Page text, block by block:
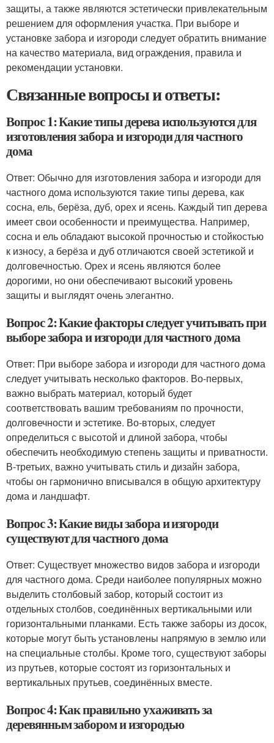
защиты, а также являются эстетически привлекательным
решением для оформления участка. При выборе и
установке забора и изгороди следует обратить внимание
на качество материала, вид ограждения, правила и
рекомендации установки.
Связанные вопросы и ответы:
Вопрос 1: Какие типы дерева используются для
изготовления забора и изгороди для частного
дома
Ответ: Обычно для изготовления забора и изгороди для
частного дома используются такие типы дерева, как
сосна, ель, берёза, дуб, орех и ясень. Каждый тип дерева
имеет свои особенности и преимущества. Например,
сосна и ель обладают высокой прочностью и стойкостью
к износу, а берёза и дуб отличаются своей эстетикой и
долговечностью. Орех и ясень являются более
дорогими, но они обеспечивают высокий уровень
защиты и выглядят очень элегантно.
Вопрос 2: Какие факторы следует учитывать при
выборе забора и изгороди для частного дома
Ответ: При выборе забора и изгороди для частного дома
следует учитывать несколько факторов. Во-первых,
важно выбрать материал, который будет
соответствовать вашим требованиям по прочности,
долговечности и эстетике. Во-вторых, следует
определиться с высотой и длиной забора, чтобы
обеспечить необходимую степень защиты и приватности.
В-третьих, важно учитывать стиль и дизайн забора,
чтобы он гармонично вписывался в общую архитектуру
дома и ландшафт.
Вопрос 3: Какие виды забора и изгороди
существуют для частного дома
Ответ: Существует множество видов забора и изгороди
для частного дома. Среди наиболее популярных можно
выделить столбовый забор, который состоит из
отдельных столбов, соединённых вертикальными или
горизонтальными планками. Есть также заборы из досок,
которые могут быть установлены напрямую в землю или
на специальные столбы. Кроме того, существуют заборы
из прутьев, которые состоят из горизонтальных и
вертикальных прутьев, соединённых вместе.
Вопрос 4: Как правильно ухаживать за
деревянным забором и изгородью